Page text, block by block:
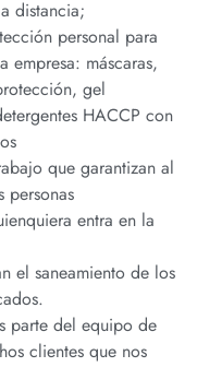
distancia;
personal para
empresa: máscaras,
gel
HACCP con
que garantizan al
personas
entra en la
el saneamiento de los
parte del equipo de
clientes que nos